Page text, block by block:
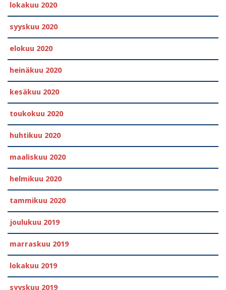
lokakuu 2020
syyskuu 2020
elokuu 2020
heinäkuu 2020
kesäkuu 2020
toukokuu 2020
huhtikuu 2020
maaliskuu 2020
helmikuu 2020
tammikuu 2020
joulukuu 2019
marraskuu 2019
lokakuu 2019
syyskuu 2019